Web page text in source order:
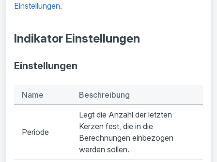
Einstellungen.
Indikator Einstellungen
Einstellungen
Name Beschreibung
Periode
Legt die Anzahl der letzten
Kerzen fest, die in die
Berechnungen einbezogen
werden sollen.